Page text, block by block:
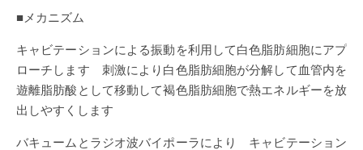
■メカニズム
キャビテーションによる振動を利用して白色脂肪細胞にアプ
ローチします 刺激により白色脂肪細胞が分解して血管内を
遊離脂肪酸として移動して褐色脂肪細胞で熱エネルギーを放
出しやすくします
バキュームとラジオ波バイポーラにより キャビテーション